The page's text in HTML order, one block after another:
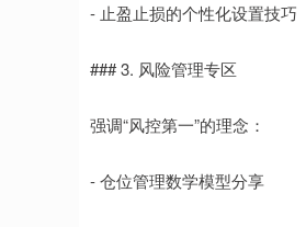
- 止盈止损的个性化设置技巧
### 3. 风险管理专区
强调“风控第一”的理念：
- 仓位管理数学模型分享